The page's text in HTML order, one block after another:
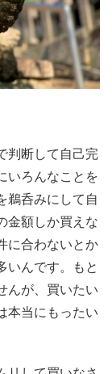
判断して自己完
いろんなことを
鵜呑みにして自
金額しか買えな
に合わないとか
いんです。もと
んが、買いたい
本当にもったい